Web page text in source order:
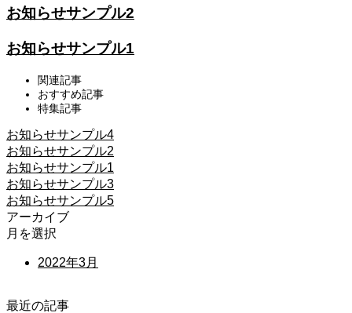
お知らせサンプル2
お知らせサンプル1
関連記事
おすすめ記事
特集記事
お知らせサンプル4
お知らせサンプル2
お知らせサンプル1
お知らせサンプル3
お知らせサンプル5
アーカイブ
月を選択
2022年3月
最近の記事